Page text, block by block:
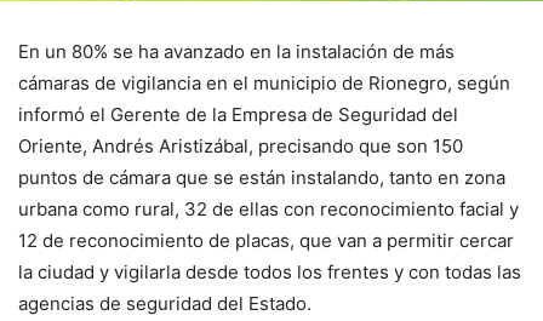
En un 80% se ha avanzado en la instalación de más
cámaras de vigilancia en el municipio de Rionegro, según
informó el Gerente de la Empresa de Seguridad del
Oriente, Andrés Aristizábal, precisando que son 150
puntos de cámara que se están instalando, tanto en zona
urbana como rural, 32 de ellas con reconocimiento facial y
12 de reconocimiento de placas, que van a permitir cercar
la ciudad y vigilarla desde todos los frentes y con todas las
agencias de seguridad del Estado.